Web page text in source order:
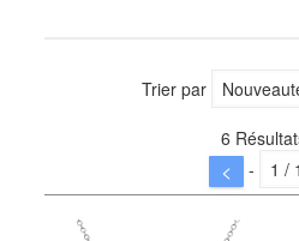
Trier par
6
< -